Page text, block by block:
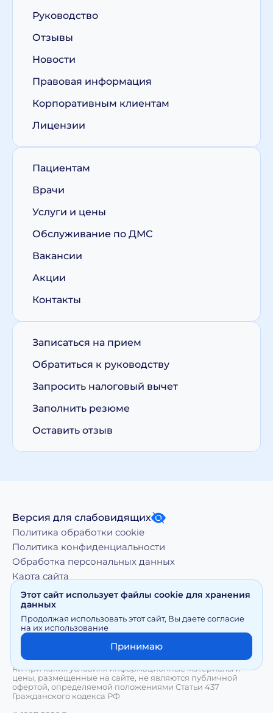
Руководство
Отзывы
Новости
Правовая информация
Корпоративным клиентам
Лицензии
Пациентам
Врачи
Услуги и цены
Обслуживание по ДМС
Вакансии
Акции
Контакты
Записаться на прием
Обратиться к руководству
Запросить налоговый вычет
Заполнить резюме
Оставить отзыв
Версия для слабовидящих
Политика обработки cookie
Политика конфиденциальности
Обработка персональных данных
Карта сайта
использование материалов, размещенных на moy-
doktor.org возможно только с письменного разрешения
Правообладателя
Сайт носит исключительно информационный характер и
ни при каких условиях информационные материалы и
цены, размещенные на сайте, не являются публичной
офертой, определяемой положениями Статьи 437
Гражданского кодекса РФ
Этот сайт использует файлы cookie для хранения
данных
Продолжая использовать этот сайт, Вы даете согласие
на их использование
Принимаю